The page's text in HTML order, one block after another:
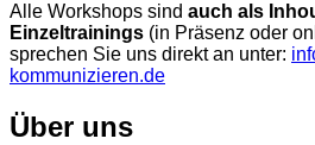
Alle Workshops sind auch als
Einzeltrainings (in Präsenz oder
sprechen Sie uns direkt an unter:
kommunizieren.de
Über uns